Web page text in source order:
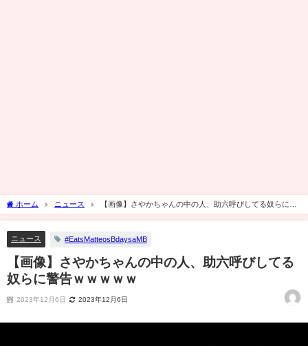
ホーム ニュース
【画像】さやかちゃんの中の人、助六呼びしてる奴らに警
告ｗｗｗｗｗ
ニュース #EatsMatteosBdaysaMB
【画像】さやかちゃんの中の人、助六呼びしてる
奴らに警告ｗｗｗｗｗ
2023年12月6日 2023年12月6日